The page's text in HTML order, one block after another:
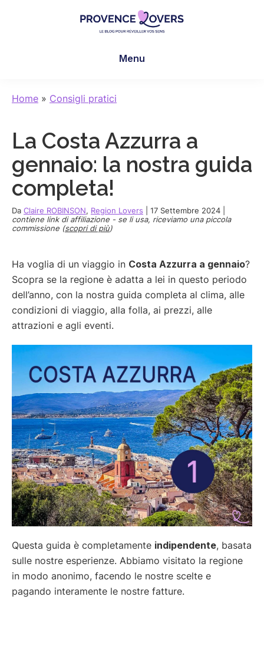
sensi
-
Le
blog
de
et
Manu
Menu
Home » Consigli pratici
La Costa Azzurra a
gennaio: la nostra guida
completa!
Da Claire ROBINSON, Region Lovers 17 Settembre 2024
contiene link di affiliazione - se li usa, riceviamo una piccola
commissione (scopri di più)
Ha voglia di un viaggio in Costa Azzurra a gennaio?
Scopra se la regione è adatta a lei in questo periodo
dell’anno, con la nostra guida completa al clima, alle
condizioni di viaggio, alla folla, ai prezzi, alle
attrazioni e agli eventi.
Questa guida è completamente indipendente, basata
sulle nostre esperienze. Abbiamo visitato la regione
in modo anonimo, facendo le nostre scelte e
pagando interamente le nostre fatture.